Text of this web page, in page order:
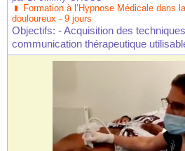
Formation à l’Hypnose Médicale dans
douloureux - 9 jours
Objectifs: - Acquisition des
communication thérapeutique